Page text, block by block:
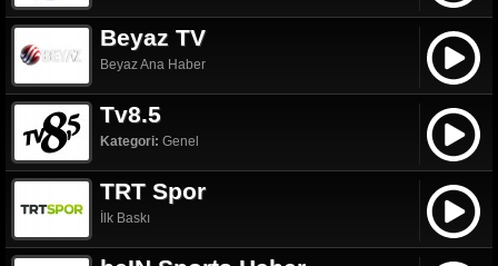
Beyaz TV
Beyaz Ana Haber
Tv8.5
Kategori: Genel
TRT Spor
İlk Baskı